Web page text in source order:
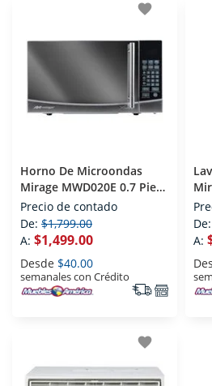
favorite
Horno De Microondas
Mirage MWD020E 0.7 Pies
Espejo
Precio de contado
De: $1,799.00
A: $1,499.00
Desde $40.00
semanales con Crédito
De:
A:
favorite